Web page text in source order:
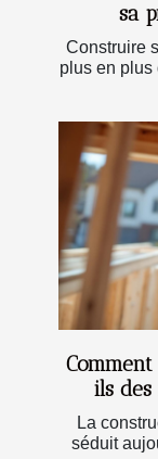
sa
Construire
plus en plus
ils des
La
séduit